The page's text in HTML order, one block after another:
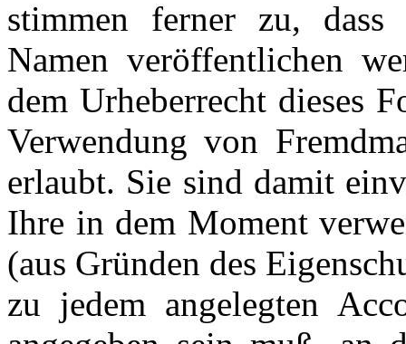
stimmen ferner zu,
Namen veröffentlichen
dem Urheberrecht dieses
Verwendung von
erlaubt. Sie sind damit
Ihre in dem Moment
(aus Gründen des
zu jedem angelegten